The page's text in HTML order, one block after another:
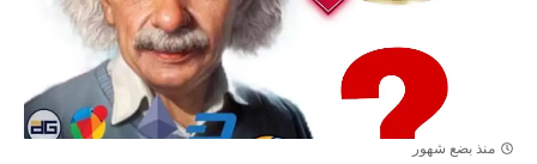
منذ بضع شهور